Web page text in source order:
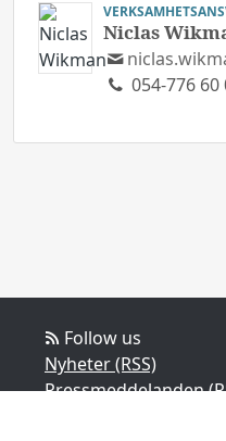
Niclas
054-776 60
Follow us
Nyheter (RSS)
Pressmeddelanden